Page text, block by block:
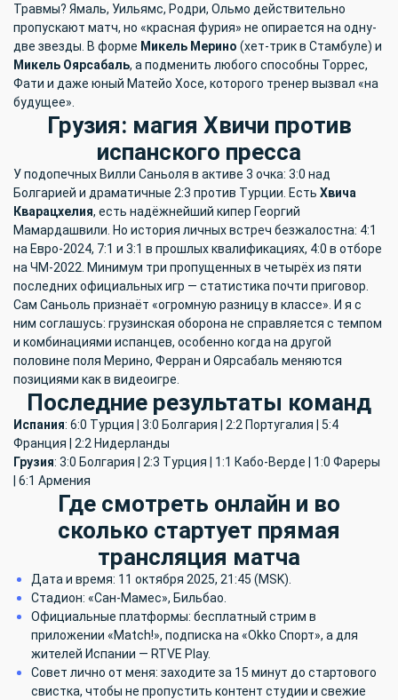
Травмы? Ямаль, Уильямс, Родри, Ольмо действительно
пропускают матч, но «красная фурия» не опирается на одну-
две звезды. В форме Микель Мерино (хет-трик в Стамбуле) и
Микель Оярсабаль, а подменить любого способны Торрес,
Фати и даже юный Матейо Хосе, которого тренер вызвал «на
будущее».
Грузия: магия Хвичи против
испанского пресса
У подопечных Вилли Саньоля в активе 3 очка: 3:0 над
Болгарией и драматичные 2:3 против Турции. Есть Хвича
Кварацхелия, есть надёжнейший кипер Георгий
Мамардашвили. Но история личных встреч безжалостна: 4:1
на Евро-2024, 7:1 и 3:1 в прошлых квалификациях, 4:0 в отборе
на ЧМ-2022. Минимум три пропущенных в четырёх из пяти
последних официальных игр — статистика почти приговор.
Сам Саньоль признаёт «огромную разницу в классе». И я с
ним соглашусь: грузинская оборона не справляется с темпом
и комбинациями испанцев, особенно когда на другой
половине поля Мерино, Ферран и Оярсабаль меняются
позициями как в видеоигре.
Последние результаты команд
Испания: 6:0 Турция | 3:0 Болгария | 2:2 Португалия | 5:4
Франция | 2:2 Нидерланды
Грузия: 3:0 Болгария | 2:3 Турция | 1:1 Кабо-Верде | 1:0 Фареры
| 6:1 Армения
Где смотреть онлайн и во
сколько стартует прямая
трансляция матча
Дата и время: 11 октября 2025, 21:45 (MSK).
Стадион: «Сан-Мамес», Бильбао.
Официальные платформы: бесплатный стрим в
приложении «Match!», подписка на «Okko Спорт», а для
жителей Испании — RTVE Play.
Совет лично от меня: заходите за 15 минут до стартового
свистка, чтобы не пропустить контент студии и свежие